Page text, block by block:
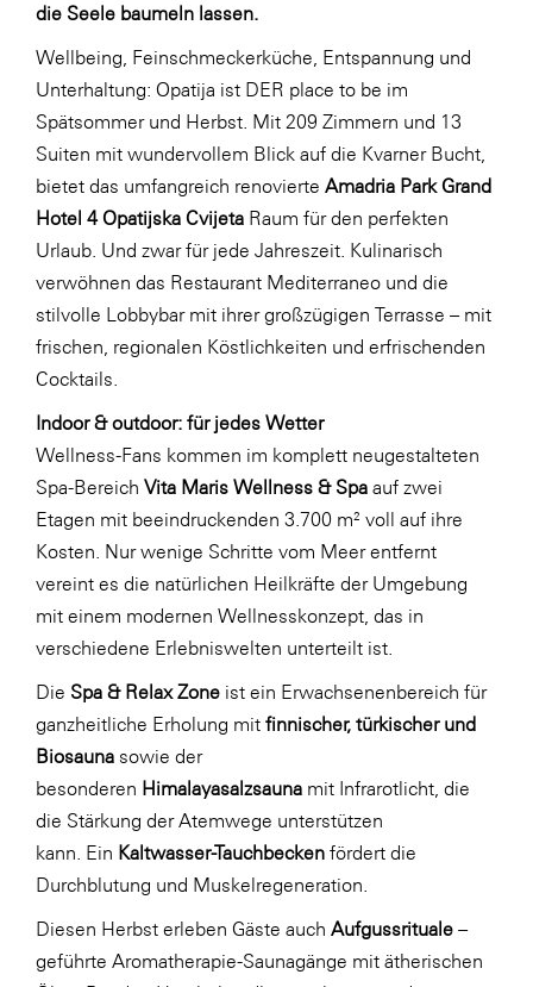
Lidl Österreich
Die Menü-Manufaktur
MTH Retail Group
OMV
OptimaMed
PAGRO
PHH Rechtsanwält:innen
Primark
Salesforce
SeneCura
SERVICE&MORE
SKINUANCE®
Somfy
Sony DADC
SPIEGLTEC
STIHL Tirol
Trend Micro
TAG GmbH
VALETTA
Verband Druck Medien Österreich
Wirtschaftskammer Salzburg
WKS Fachgruppe Fahrzeughandel und
die Seele baumeln lassen.
Wellbeing, Feinschmeckerküche, Entspannung und
Unterhaltung: Opatija ist DER place to be im
Spätsommer und Herbst. Mit 209 Zimmern und 13
Suiten mit wundervollem Blick auf die Kvarner Bucht,
bietet das umfangreich renovierte Amadria Park Grand
Hotel 4 Opatijska Cvijeta Raum für den perfekten
Urlaub. Und zwar für jede Jahreszeit. Kulinarisch
verwöhnen das Restaurant Mediterraneo und die
stilvolle Lobbybar mit ihrer großzügigen Terrasse – mit
frischen, regionalen Köstlichkeiten und erfrischenden
Cocktails.
Indoor & outdoor: für jedes Wetter
Wellness-Fans kommen im komplett neugestalteten
Spa-Bereich Vita Maris Wellness & Spa auf zwei
Etagen mit beeindruckenden 3.700 m² voll auf ihre
Kosten. Nur wenige Schritte vom Meer entfernt
vereint es die natürlichen Heilkräfte der Umgebung
mit einem modernen Wellnesskonzept, das in
verschiedene Erlebniswelten unterteilt ist.
Die Spa & Relax Zone ist ein Erwachsenenbereich für
ganzheitliche Erholung mit finnischer, türkischer und
Biosauna sowie der
besonderen Himalayasalzsauna mit Infrarotlicht, die
die Stärkung der Atemwege unterstützen
kann. Ein Kaltwasser-Tauchbecken fördert die
Durchblutung und Muskelregeneration.
Diesen Herbst erleben Gäste auch Aufgussrituale –
geführte Aromatherapie-Saunagänge mit ätherischen